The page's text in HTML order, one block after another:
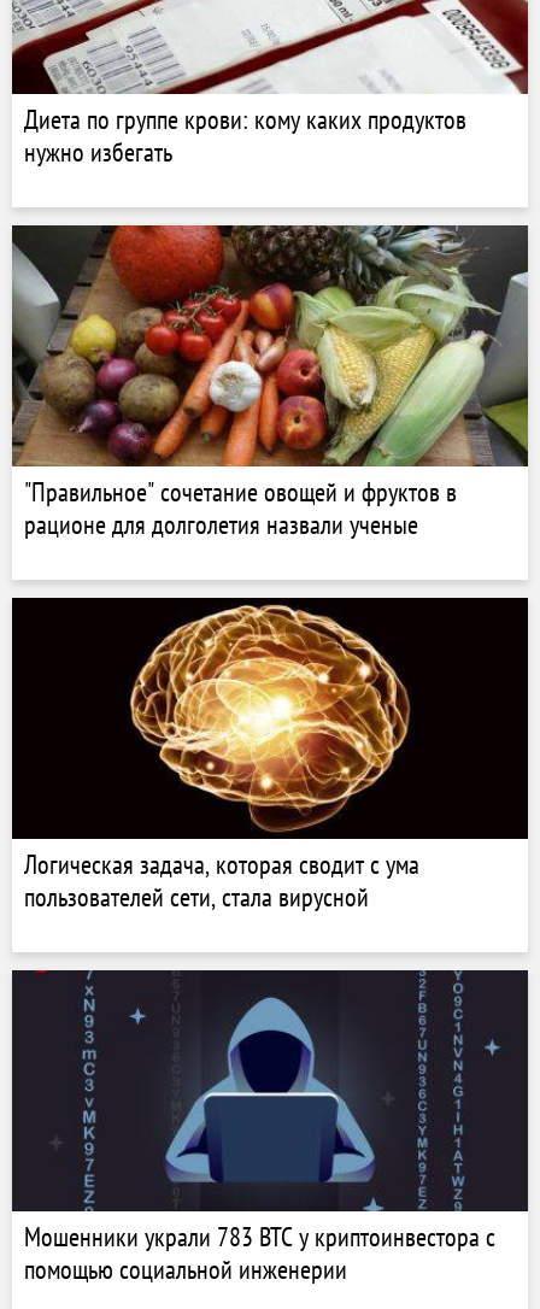
Диета по группе крови: кому каких продуктов
нужно избегать
"Правильное" сочетание овощей и фруктов в
рационе для долголетия назвали ученые
Логическая задача, которая сводит с ума
пользователей сети, стала вирусной
Мошенники украли 783 BTC у криптоинвестора с
помощью социальной инженерии